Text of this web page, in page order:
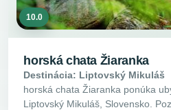
10.0
horská chata Žiaranka
Destinácia: Liptovský Mikuláš
horská chata Žiaranka ponúka
Liptovský Mikuláš, Slovensko.